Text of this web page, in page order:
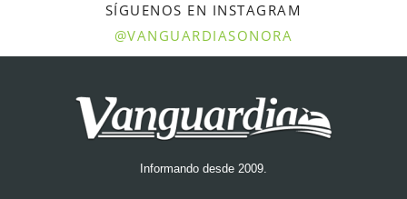
SÍGUENOS EN INSTAGRAM
@VANGUARDIASONORA
Informando desde 2009.